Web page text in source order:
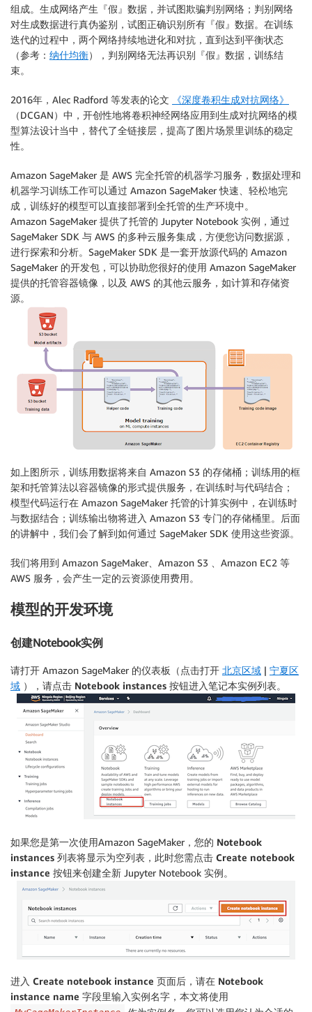
组成。生成网络产生『假』数据，并试图欺骗判别网络；判别网络
对生成数据进行真伪鉴别，试图正确识别所有『假』数据。在训练
迭代的过程中，两个网络持续地进化和对抗，直到达到平衡状态
（参考： 纳什均衡），判别网络无法再识别『假』数据，训练结
束。
2016年，Alec Radford 等发表的论文
《深度卷积生成对抗网络》
（DCGAN）中，开创性地将卷积神经网络应用到生成对抗网络的模
型算法设计当中，替代了全链接层，提高了图片场景里训练的稳定
性。
Amazon SageMaker 是 AWS 完全托管的机器学习服务，数据处理和
机器学习训练工作可以通过 Amazon SageMaker 快速、轻松地完
成，训练好的模型可以直接部署到全托管的生产环境中。
Amazon SageMaker 提供了托管的 Jupyter Notebook 实例，通过
SageMaker SDK 与 AWS 的多种云服务集成，方便您访问数据源，
进行探索和分析。SageMaker SDK 是一套开放源代码的 Amazon
SageMaker 的开发包，可以协助您很好的使用 Amazon SageMaker
提供的托管容器镜像，以及 AWS 的其他云服务，如计算和存储资
源。
如上图所示，训练用数据将来自 Amazon S3 的存储桶；训练用的框
架和托管算法以容器镜像的形式提供服务，在训练时与代码结合；
模型代码运行在 Amazon SageMaker 托管的计算实例中，在训练时
与数据结合；训练输出物将进入 Amazon S3 专门的存储桶里。后面
的讲解中，我们会了解到如何通过 SageMaker SDK 使用这些资源。
我们将用到 Amazon SageMaker、Amazon S3 、Amazon EC2 等
AWS 服务，会产生一定的云资源使用费用。
模型的开发环境
创建Notebook实例
请打开 Amazon SageMaker 的仪表板（点击打开 北京区域 | 宁夏区
域 ），请点击 Notebook instances 按钮进入笔记本实例列表。
如果您是第一次使用Amazon SageMaker，您的 Notebook
instances 列表将显示为空列表，此时您需点击 Create notebook
instance 按钮来创建全新 Jupyter Notebook 实例。
进入 Create notebook instance 页面后，请在 Notebook
instance name 字段里输入实例名字，本文将使用